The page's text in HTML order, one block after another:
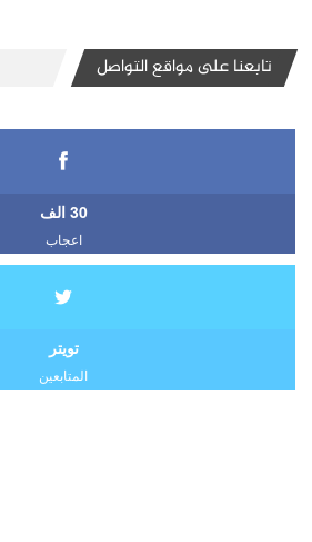
تابعنا على مواقع التواصل
30 الف
اعجاب
تويتر
المتابعين